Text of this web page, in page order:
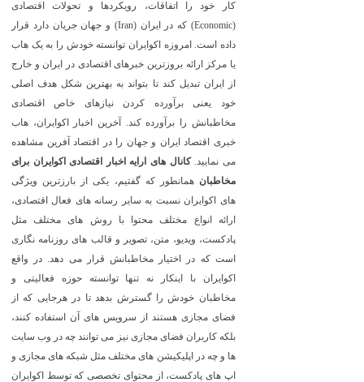
کار خود را اتفاقات، رویکردها و تحولات اقتصادی
(Economic) که در ایران (Iran) و جهان جریان دارد قرار
داده است. امروزه اکوایران توانسته خودش را به یک هاب
یا مرکز ارائه بروزترین خبرهای اقتصادی در ایران و خارج
از ایران تبدیل کند تا بتواند به بهترین شکل هدف اصلی
خود یعنی برآورده کردن نیازهای خاص اقتصادی
مخاطبانش را برآورده کند. آخرین اخبار اکوایران، هاب
خبری اقتصاد ایران و جهان را در اقتصاد آفرین مشاهده
می نمایید. کانال های ارایه اخبار اقتصادی اکوایران برای
مخاطبانهمانطور که گفتیم، یکی از بارزترین ویژگی
های اکوایران نسبت به سایر رسانه های فعال اقتصادی،
ارائه انواع مختلف محتوا با روش های مختلف مثل
پادکست، ویدیو، متن، تصویر و قالب های روزنامه نگاری
است که در اختیار مخاطبانش قرار می دهد. در واقع
اکوایران با اینکار نه تنها توانسته حوزه فعالیتی و
مخاطبان خودش را گسترش بدهد تا در هرجایی که از
فضای مجازی هستند از سرویس های آن استفاده کنند،
بلکه کاربران فضای مجازی نیز می توانند چه در وب سایت
ها و چه در اپلیکیشن های مختلف مثل شبکه های مجازی و
اپ های پادکست، از محتوای تخصصی که توسط اکوایران